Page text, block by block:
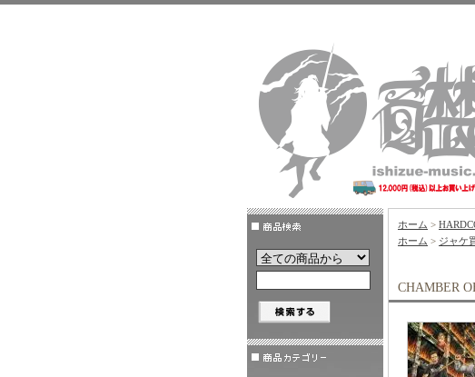
ホーム >
ホーム > ジャケ
CHAMBER